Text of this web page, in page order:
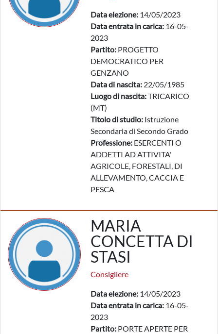
Data elezione: 14/05/2023
Data entrata in carica: 16-05-
2023
Partito: PROGETTO
DEMOCRATICO PER
GENZANO
Data di nascita: 22/05/1985
Luogo di nascita:TRICARICO
(MT)
Titolo di studio: Istruzione
Secondaria di Secondo Grado
Professione: ESERCENTI O
ADDETTI AD ATTIVITA'
AGRICOLE, FORESTALI, DI
ALLEVAMENTO, CACCIA E
PESCA
MARIA
CONCETTA DI
STASI
Consigliere
Data elezione: 14/05/2023
Data entrata in carica: 16-05-
2023
Partito: PORTE APERTE PER